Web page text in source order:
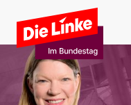
Zum Hauptinhalt springen